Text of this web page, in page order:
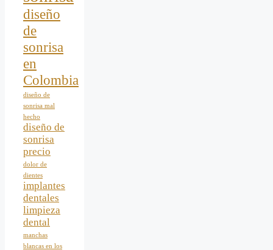
diseño
de
sonrisa
en
Colombia
diseño de
sonrisa mal
hecho
diseño de
sonrisa
precio
dolor de
dientes
implantes
dentales
limpieza
dental
manchas
blancas en los